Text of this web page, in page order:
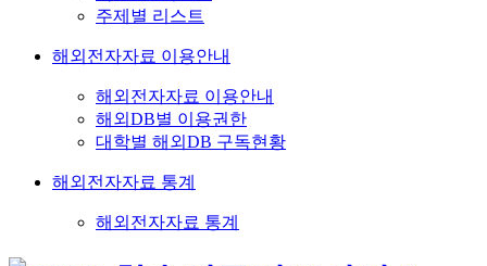
주제별 리스트
해외전자자료 이용안내
해외전자자료 이용안내
해외DB별 이용권한
대학별 해외DB 구독현황
해외전자자료 통계
해외전자자료 통계